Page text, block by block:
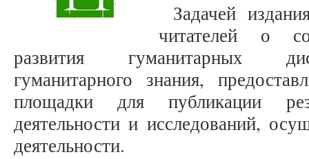
Задачей
читателей о
развития гуманитарных
гуманитарного знания,
площадки для публикации
деятельности и исследований,
деятельности.